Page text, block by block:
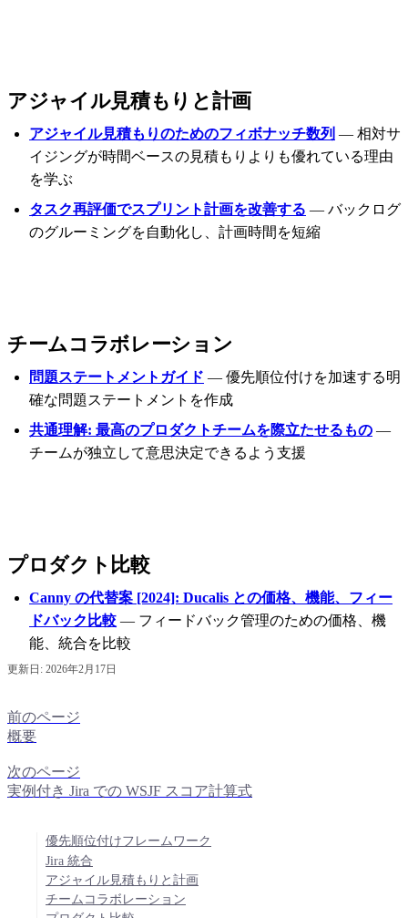
アジャイル見積もりと計画
アジャイル見積もりのためのフィボナッチ数列 — 相対サ
イジングが時間ベースの見積もりよりも優れている理由
を学ぶ
タスク再評価でスプリント計画を改善する — バックログ
のグルーミングを自動化し、計画時間を短縮
チームコラボレーション
問題ステートメントガイド — 優先順位付けを加速する明
確な問題ステートメントを作成
共通理解: 最高のプロダクトチームを際立たせるもの —
チームが独立して意思決定できるよう支援
プロダクト比較
Canny の代替案 [2024]: Ducalis との価格、機能、フィー
ドバック比較 — フィードバック管理のための価格、機
能、統合を比較
更新日: 2026年2月17日
前のページ
概要
次のページ
実例付き Jira での WSJF スコア計算式
優先順位付けフレームワーク
Jira 統合
アジャイル見積もりと計画
チームコラボレーション